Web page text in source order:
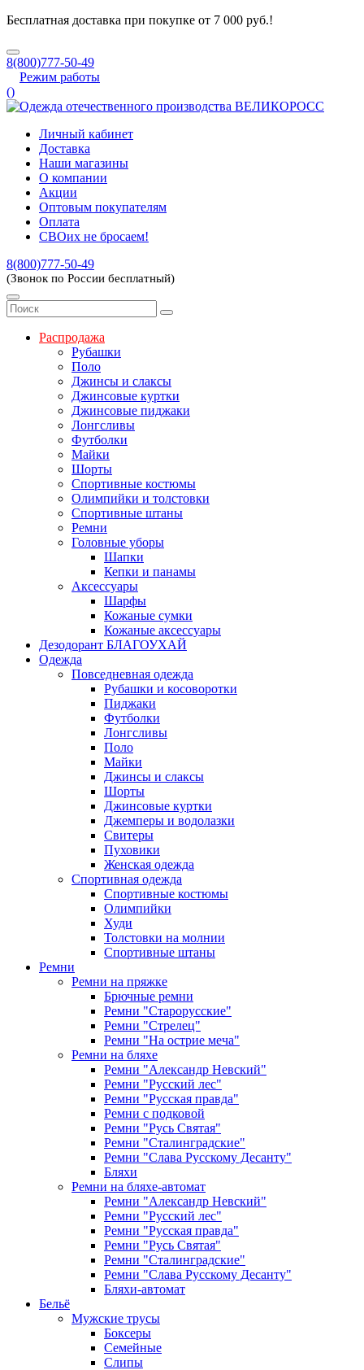
Бесплатная доставка при покупке от 7 000 руб.!
8(800)777-50-49
Режим работы
()
Личный кабинет
Доставка
Наши магазины
О компании
Акции
Оптовым покупателям
Оплата
СВОих не бросаем!
8(800)777-50-49
(Звонок по России бесплатный)
Распродажа
Рубашки
Поло
Джинсы и слаксы
Джинсовые куртки
Джинсовые пиджаки
Лонгсливы
Футболки
Майки
Шорты
Спортивные костюмы
Олимпийки и толстовки
Спортивные штаны
Ремни
Головные уборы
Шапки
Кепки и панамы
Аксессуары
Шарфы
Кожаные сумки
Кожаные аксессуары
Дезодорант БЛАГОУХАЙ
Одежда
Повседневная одежда
Рубашки и косоворотки
Пиджаки
Футболки
Лонгсливы
Поло
Майки
Джинсы и слаксы
Шорты
Джинсовые куртки
Джемперы и водолазки
Свитеры
Пуховики
Женская одежда
Спортивная одежда
Спортивные костюмы
Олимпийки
Худи
Толстовки на молнии
Спортивные штаны
Ремни
Ремни на пряжке
Брючные ремни
Ремни "Старорусские"
Ремни "Стрелец"
Ремни "На острие меча"
Ремни на бляхе
Ремни "Александр Невский"
Ремни "Русский лес"
Ремни "Русская правда"
Ремни с подковой
Ремни "Русь Святая"
Ремни "Сталинградские"
Ремни "Слава Русскому Десанту"
Бляхи
Ремни на бляхе-автомат
Ремни "Александр Невский"
Ремни "Русский лес"
Ремни "Русская правда"
Ремни "Русь Святая"
Ремни "Сталинградские"
Ремни "Слава Русскому Десанту"
Бляхи-автомат
Бельё
Мужские трусы
Боксеры
Семейные
Слипы